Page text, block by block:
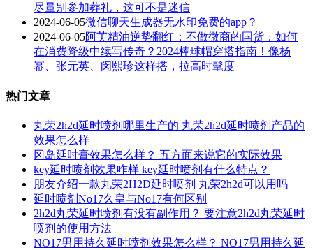
尽量别参加葬礼，这可不是迷信
2024-06-05微信聊天生成器无水印免费的app？
2024-06-05阿芙精油逆势翻红：不做微商的国货，如何
在消费降级中续写传奇？2024棒球帽穿搭指南！像杨
幂、张元英、闵熙珍这样搭，拉高时髦度
热门文章
丸荣2h2d延时喷剂哪里生产的 丸荣2h2d延时喷剂产品的
效果怎么样
冈岛延时膏效果怎么样？ 五方面来说它的实际效果
key延时喷剂效果咋样 key延时喷剂有什么特点？
朋友介绍一款丸荣2H2D延时喷剂 丸荣2h2d可以用吗
延时喷剂No17久皇与No17有何区别
2h2d丸荣延时喷剂有没有副作用？ 要注意2h2d丸荣延时
喷剂的使用方法
NO17男用持久延时喷剂效果怎么样？ NO17男用持久延